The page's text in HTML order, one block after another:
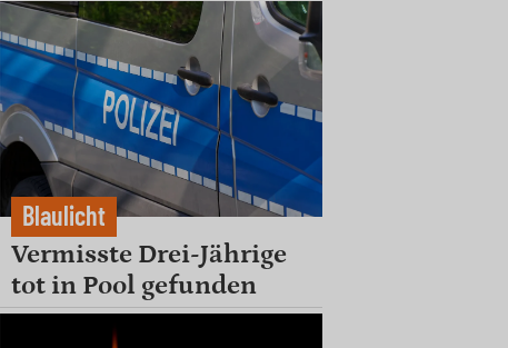
Blaulicht
Vermisste Drei-Jährige
tot in Pool gefunden